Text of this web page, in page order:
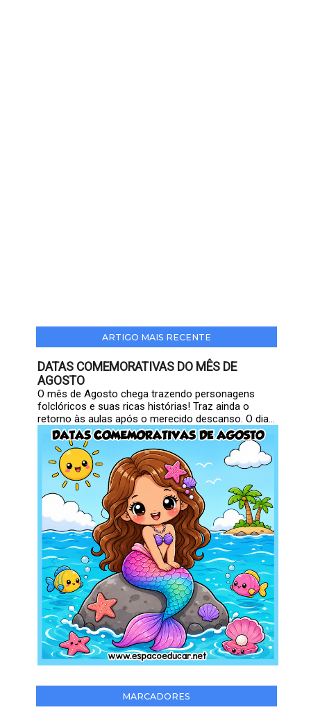
ARTIGO MAIS RECENTE
DATAS COMEMORATIVAS DO MÊS DE
AGOSTO
O mês de Agosto chega trazendo personagens
folclóricos e suas ricas histórias! Traz ainda o
retorno às aulas após o merecido descanso. O dia...
MARCADORES